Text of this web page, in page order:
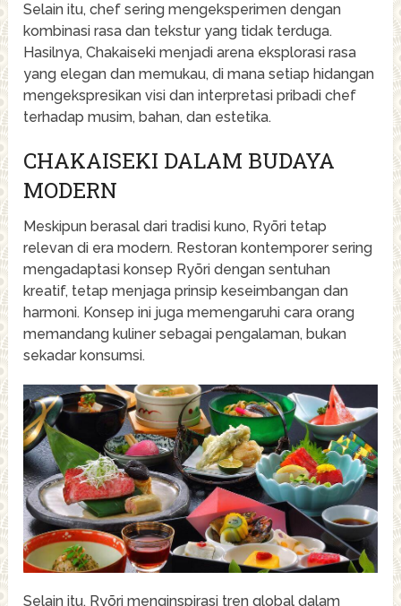
Selain itu, chef sering mengeksperimen dengan
kombinasi rasa dan tekstur yang tidak terduga.
Hasilnya, Chakaiseki menjadi arena eksplorasi rasa
yang elegan dan memukau, di mana setiap hidangan
mengekspresikan visi dan interpretasi pribadi chef
terhadap musim, bahan, dan estetika.
CHAKAISEKI DALAM BUDAYA
MODERN
Meskipun berasal dari tradisi kuno, Ryōri tetap
relevan di era modern. Restoran kontemporer sering
mengadaptasi konsep Ryōri dengan sentuhan
kreatif, tetap menjaga prinsip keseimbangan dan
harmoni. Konsep ini juga memengaruhi cara orang
memandang kuliner sebagai pengalaman, bukan
sekadar konsumsi.
Selain itu, Ryōri menginspirasi tren global dalam